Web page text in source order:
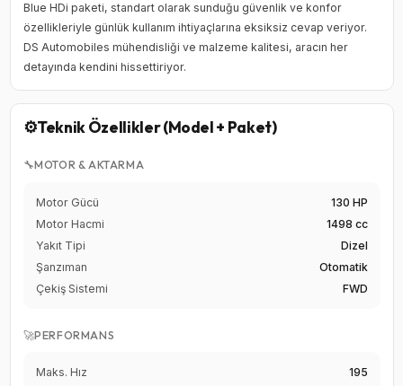
Blue HDi paketi, standart olarak sunduğu güvenlik ve konfor
özellikleriyle günlük kullanım ihtiyaçlarına eksiksiz cevap veriyor.
DS Automobiles mühendisliği ve malzeme kalitesi, aracın her
detayında kendini hissettiriyor.
⚙️Teknik Özellikler (Model + Paket)
🔧MOTOR & AKTARMA
Motor Gücü
130 HP
Motor Hacmi
1498 cc
Yakıt Tipi
Dizel
Şanzıman
Otomatik
Çekiş Sistemi
FWD
🚀PERFORMANS
Maks. Hız
195